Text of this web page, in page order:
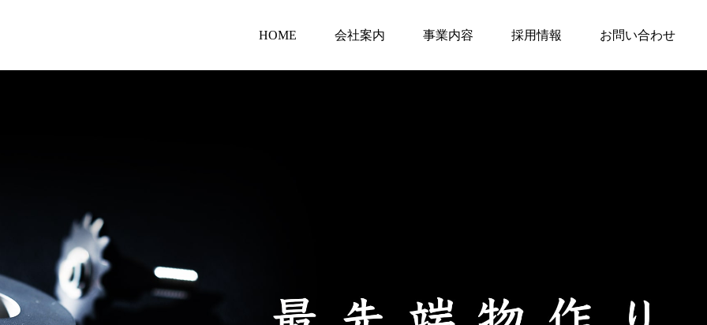
HOME 会社案内 事業内容 採用情報 お問い合わせ